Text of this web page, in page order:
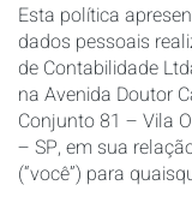
Esta política
dados pessoais
de Contabilidade
na Avenida Doutor
Conjunto 81 – Vila
– SP, em sua
(“você”) para